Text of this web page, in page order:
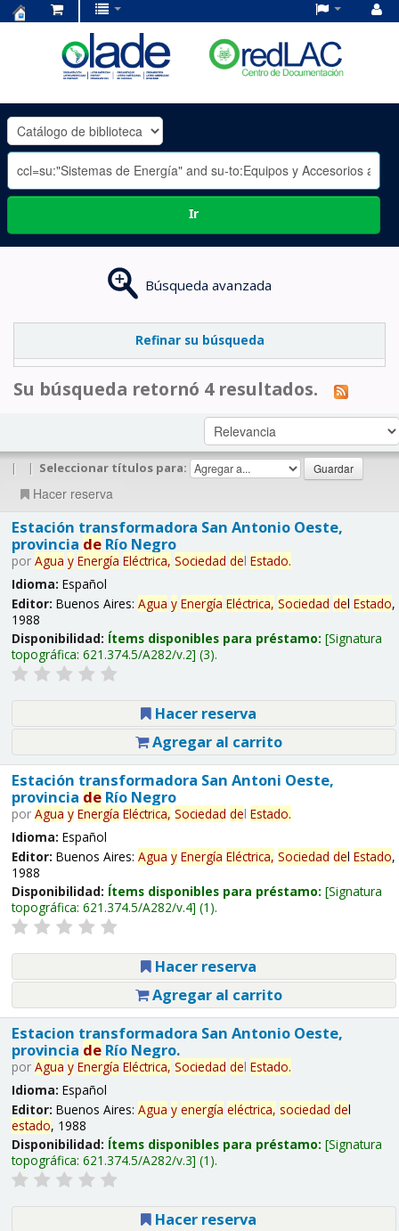
OLADE
-
Ir
Búsqueda avanzada
Refinar su búsqueda
Su búsqueda retornó 4 resultados.
| | Seleccionar títulos para:
Hacer reserva
Estación transformadora San Antonio Oeste,
provincia deRío Negro
por Agua y Energía Eléctrica, Sociedad del Estado.
Idioma: Español
Editor: Buenos Aires: Agua y Energía Eléctrica, Sociedad del Estado,
1988
Disponibilidad: Ítems disponibles para préstamo: Signatura
topográfica: 621.374.5/A282/v.2 (3).
Hacer reserva
Agregar al carrito
Estación transformadora San Antoni Oeste,
provincia deRío Negro
por Agua y Energía Eléctrica, Sociedad del Estado.
Idioma: Español
Editor: Buenos Aires: Agua y Energía Eléctrica, Sociedad del Estado,
1988
Disponibilidad: Ítems disponibles para préstamo: Signatura
topográfica: 621.374.5/A282/v.4 (1).
Hacer reserva
Agregar al carrito
Estacion transformadora San Antonio Oeste,
provincia deRío Negro.
por Agua y Energía Eléctrica, Sociedad del Estado.
Idioma: Español
Editor: Buenos Aires: Agua y energía eléctrica, sociedad del
estado, 1988
Disponibilidad: Ítems disponibles para préstamo: Signatura
topográfica: 621.374.5/A282/v.3 (1).
Hacer reserva